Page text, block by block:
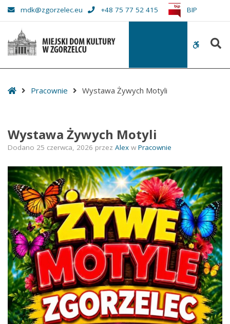
Wystawa
Żywych
Motyli
mdk@zgorzelec.eu +48 75 77 52 415 BIP
WCAG
StartPracownie Wystawa Żywych Motyli
Wystawa Żywych Motyli
Dodano 25 czerwca, 2026 przez Alex w Pracownie